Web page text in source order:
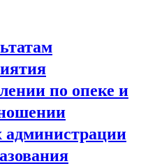
по опеке и
администрации